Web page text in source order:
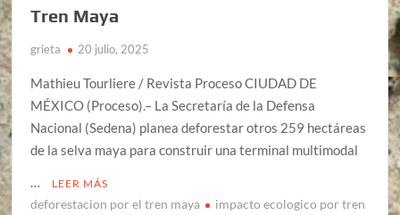
Tren Maya
grieta 20 julio, 2025
Mathieu Tourliere / Revista Proceso CIUDAD DE
MÉXICO (Proceso).– La Secretaría de la Defensa
Nacional (Sedena) planea deforestar otros 259 hectáreas
de la selva maya para construir una terminal multimodal
…
LEER MÁS
deforestacion por el tren maya
impacto ecologico por tren